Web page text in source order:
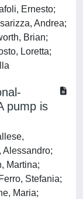
Ernesto;
Andrea;
Brian;
Loretta;
pump is
Alessandro;
Martina;
Stefania;
Maria;